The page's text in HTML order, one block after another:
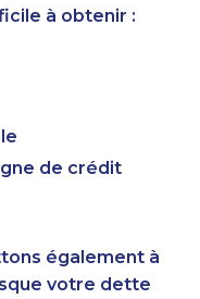
à obtenir :
de crédit
également à
votre dette